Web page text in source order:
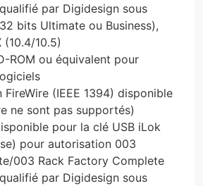
par Digidesign sous
bits Ultimate ou Business),
(10.4/10.5)
ROM ou équivalent pour
FireWire (IEEE 1394) disponible
ne sont pas supportés)
pour la clé USB iLok
pour autorisation 003
003 Rack Factory Complete
par Digidesign sous